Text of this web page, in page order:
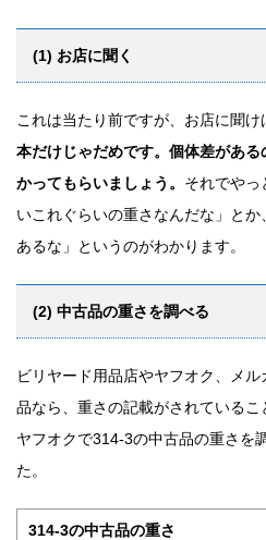
(1) お店に聞く
これは当たり前ですが、お店に聞け
本だけじゃだめです。個体差があ
かってもらいましょう。 それでやっ
いこれぐらいの重さなんだな」と
あるな」というのがわかります。
(2) 中古品の重さを調べる
ビリヤード用品店やヤフオク、メ
品なら、重さの記載がされている
ヤフオクで314-3の中古品の重さを
た。
314-3の中古品の重さ